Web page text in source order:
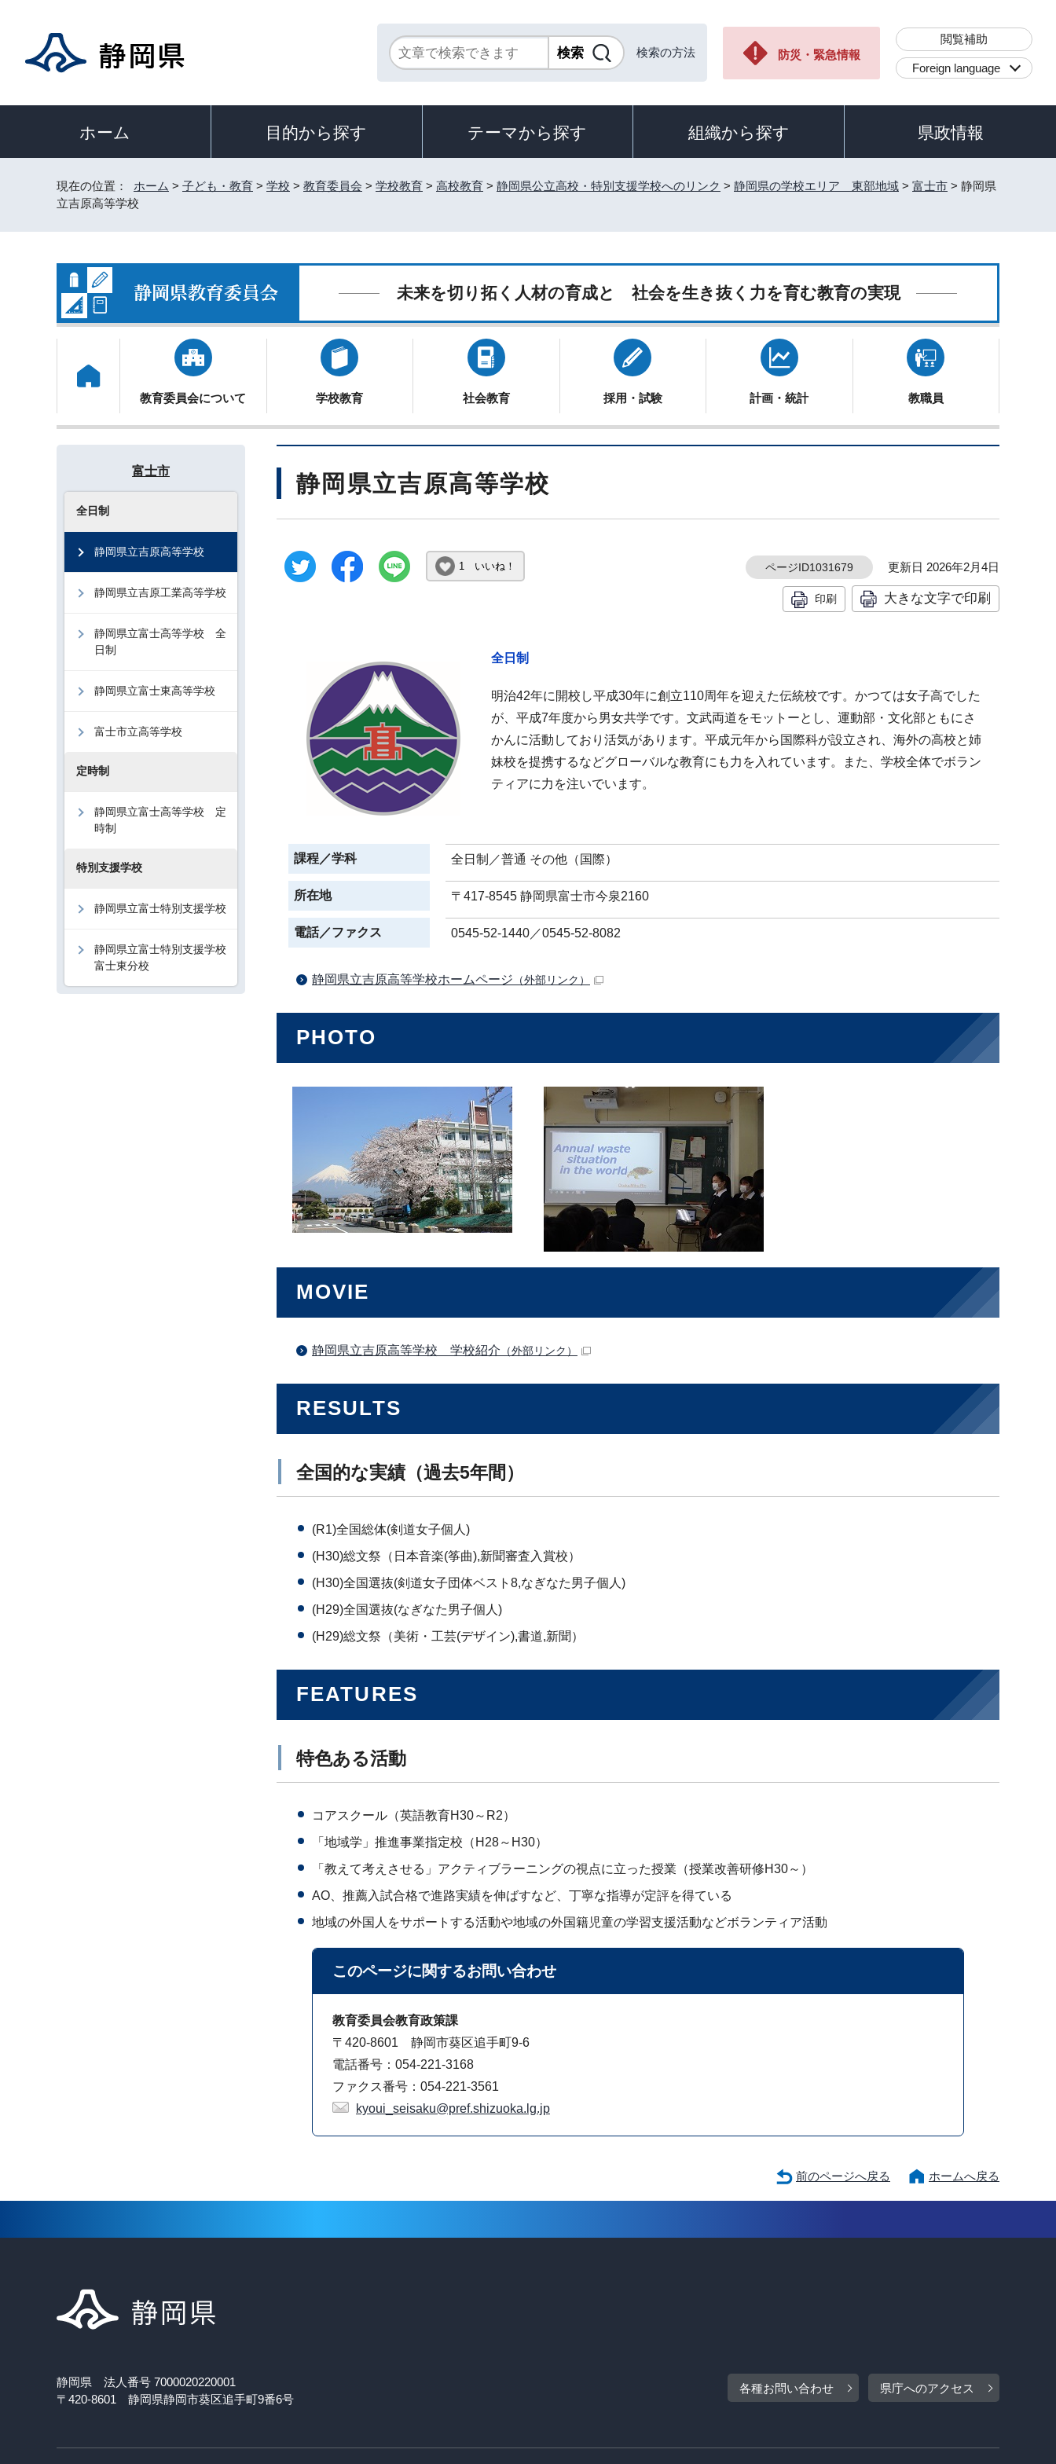
検索の方法 防災・緊急情報
閲覧補助
Foreign language
ホーム 目的から探す テーマから探す 組織から探す 県政情報
現在の位置： ホーム > 子ども・教育 > 学校 > 教育委員会 > 学校教育 > 高校教育 > 静岡県公立高校・特別支援学校へのリンク > 静岡県の学校エリア 東部地域 > 富士市 > 静岡県
立吉原高等学校
未来を切り拓く人材の育成と 社会を生き抜く力を育む教育の実現
教育委員会について 学校教育 社会教育 採用・試験 計画・統計 教職員
静岡県立吉原高等学校
1 いいね！ ページID1031679 更新日 2026年2月4日
印刷 大きな文字で印刷
全日制
明治42年に開校し平成30年に創立110周年を迎えた伝統校です。かつては女子高でした
が、平成7年度から男女共学です。文武両道をモットーとし、運動部・文化部ともにさ
かんに活動しており活気があります。平成元年から国際科が設立され、海外の高校と姉
妹校を提携するなどグローバルな教育にも力を入れています。また、学校全体でボラン
ティアに力を注いでいます。
課程／学科 全日制／普通 その他（国際）
所在地 〒417-8545 静岡県富士市今泉2160
電話／ファクス 0545-52-1440／0545-52-8082
静岡県立吉原高等学校ホームページ （外部リンク）
PHOTO
MOVIE
静岡県立吉原高等学校 学校紹介 （外部リンク）
RESULTS
全国的な実績（過去5年間）
(R1)全国総体(剣道女子個人)
(H30)総文祭（日本音楽(筝曲),新聞審査入賞校）
(H30)全国選抜(剣道女子団体ベスト8,なぎなた男子個人)
(H29)全国選抜(なぎなた男子個人)
(H29)総文祭（美術・工芸(デザイン),書道,新聞）
FEATURES
特色ある活動
コアスクール（英語教育H30～R2）
「地域学」推進事業指定校（H28～H30）
「教えて考えさせる」アクティブラーニングの視点に立った授業（授業改善研修H30～）
AO、推薦入試合格で進路実績を伸ばすなど、丁寧な指導が定評を得ている
地域の外国人をサポートする活動や地域の外国籍児童の学習支援活動などボランティア活動
このページに関するお問い合わせ
教育委員会教育政策課
〒420-8601 静岡市葵区追手町9-6
電話番号：054-221-3168
ファクス番号：054-221-3561
kyoui_seisaku@pref.shizuoka.lg.jp
富士市
全日制
静岡県立吉原高等学校
静岡県立吉原工業高等学校
静岡県立富士高等学校 全
日制
静岡県立富士東高等学校
富士市立高等学校
定時制
静岡県立富士高等学校 定
時制
特別支援学校
静岡県立富士特別支援学校
静岡県立富士特別支援学校
富士東分校
前のページへ戻る ホームへ戻る
静岡県 法人番号 7000020220001
〒420-8601 静岡県静岡市葵区追手町9番6号
各種お問い合わせ 県庁へのアクセス